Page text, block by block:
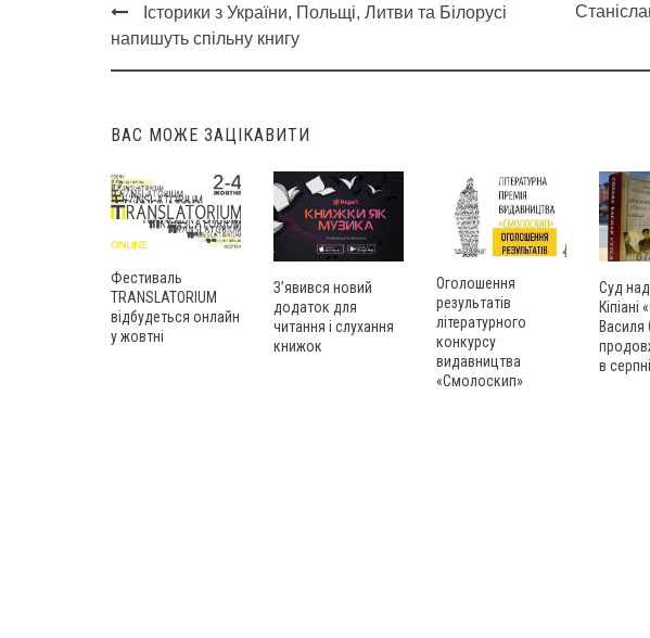
Post
navigation
Історики з України, Польщі, Литви та Білорусі
напишуть спільну книгу
ВАС МОЖЕ ЗАЦІКАВИТИ
Фестиваль
TRANSLATORIUM
відбудеться онлайн
у жовтні
З’явився новий
додаток для
читання і слухання
книжок
Оголошення
результатів
літературного
конкурсу
видавництва
«Смолоскип»
Суд
Кіпіані
Василя
в серпні